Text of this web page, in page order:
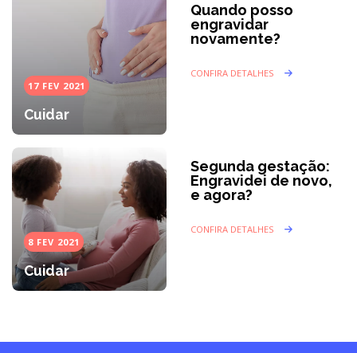
17 FEV 2021
Cuidar
Quando posso
engravidar
novamente?
CONFIRA DETALHES
8 FEV 2021
Cuidar
Segunda gestação:
Engravidei de novo,
e agora?
CONFIRA DETALHES